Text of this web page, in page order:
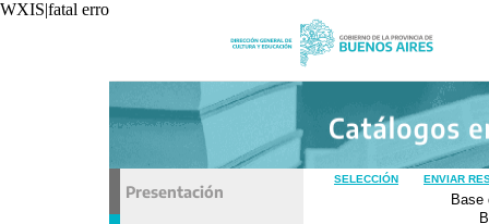
Presentación
SELECCIÓN ENVIAR
Base
WXIS|fatal error|unavoidable|recxref/read|